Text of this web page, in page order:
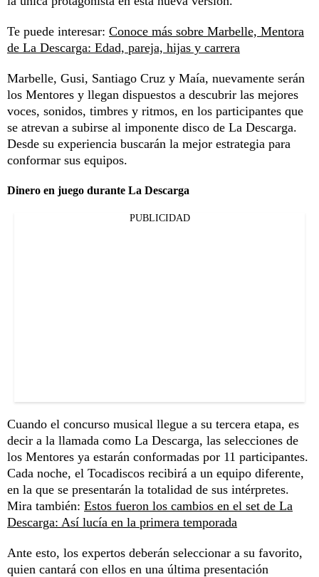
Te puede interesar: Conoce más sobre Marbelle, Mentora
de La Descarga: Edad, pareja, hijas y carrera
Marbelle, Gusi, Santiago Cruz y Maía, nuevamente serán
los Mentores y llegan dispuestos a descubrir las mejores
voces, sonidos, timbres y ritmos, en los participantes que
se atrevan a subirse al imponente disco de La Descarga.
Desde su experiencia buscarán la mejor estrategia para
conformar sus equipos.
Dinero en juego durante La Descarga
PUBLICIDAD
Cuando el concurso musical llegue a su tercera etapa, es
decir a la llamada como La Descarga, las selecciones de
los Mentores ya estarán conformadas por 11 participantes.
Cada noche, el Tocadiscos recibirá a un equipo diferente,
en la que se presentarán la totalidad de sus intérpretes.
Mira también: Estos fueron los cambios en el set de La
Descarga: Así lucía en la primera temporada
Ante esto, los expertos deberán seleccionar a su favorito,
quien cantará con ellos en una última presentación